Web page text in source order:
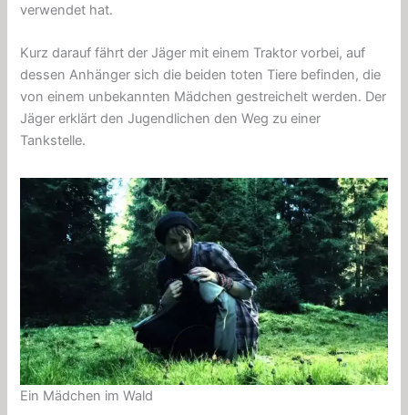
verwendet hat.
Kurz darauf fährt der Jäger mit einem Traktor vorbei, auf
dessen Anhänger sich die beiden toten Tiere befinden, die
von einem unbekannten Mädchen gestreichelt werden. Der
Jäger erklärt den Jugendlichen den Weg zu einer
Tankstelle.
Ein Mädchen im Wald